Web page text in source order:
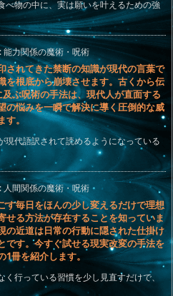
べ物の中に、実は願いを叶えるための強
:能力関係の魔術・呪術
されてきた禁断の知識が現代の言葉で
を根底から崩壊させます。古くから伝
ぶ呪術の手法は、現代人が直面する
の悩みを一瞬で解決に導く圧倒的な威
。
現代語訳されて読めるようになっている
: 人間関係の魔術・呪術
す毎日をほんの少し変えるだけで理想
せる方法が存在することを知っていま
の近道は日常の行動に隠された仕掛け
です。今すぐ試せる現実改変の手法を
1冊を紹介します。
行っている習慣を少し見直すだけで、